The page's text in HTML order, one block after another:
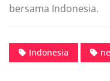
bersama Indonesia.
Indonesia